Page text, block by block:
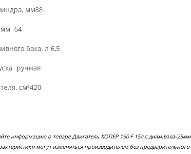
мм88
64
бака, л 6,5
ручная
см³420
информацию о товаре Двигатель ХОПЕР 190 F 15л.с.диам.вала-
могут изменяться производителем без